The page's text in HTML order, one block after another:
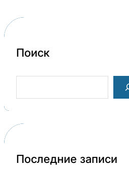
Поиск
a
h
Последние записи